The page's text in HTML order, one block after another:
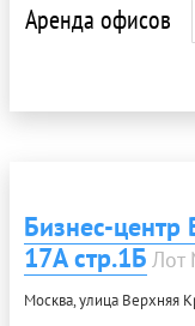
Аренда офисов
Бизнес-центр
17А стр.1Б Лот
Москва, улица Верхняя